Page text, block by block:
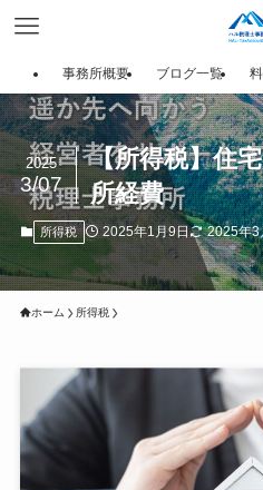
事務所概要 ブログ一覧
【所得税】住
所経費
2025
3/07
所得税 2025年1月9日 2025年3
ホーム 所得税